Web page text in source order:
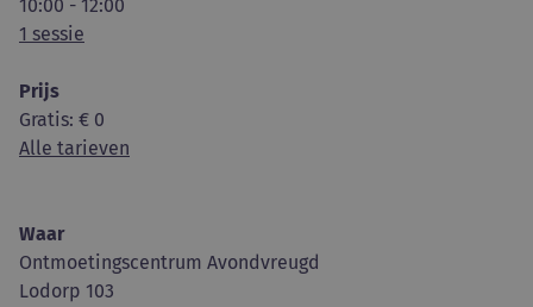
10:00 - 12:00
1 sessie
Prijs
Gratis: € 0
Alle tarieven
Waar
Ontmoetingscentrum Avondvreugd
Lodorp 103